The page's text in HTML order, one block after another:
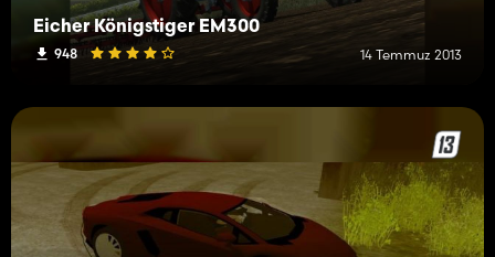
Eicher Königstiger EM300
948 14 Temmuz 2013